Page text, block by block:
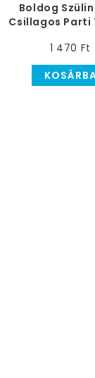
Boldog
Csillagos Parti
1 470 Ft